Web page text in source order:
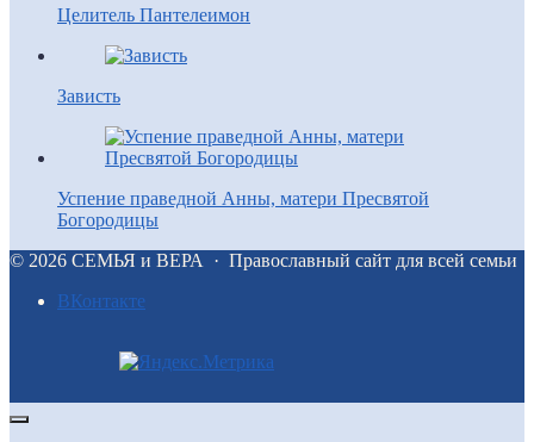
Целитель Пантелеимон
Зависть
Успение праведной Анны, матери Пресвятой
Богородицы
© 2026 СЕМЬЯ и ВЕРА · Православный сайт для всей семьи
BКонтакте